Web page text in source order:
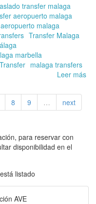
transfer malaga
aeropuerto malaga
malaga
Transfer Malaga
marbella
malaga transfers
Leer más
8 9 … next
para reservar con
disponibilidad en el
listado
AVE